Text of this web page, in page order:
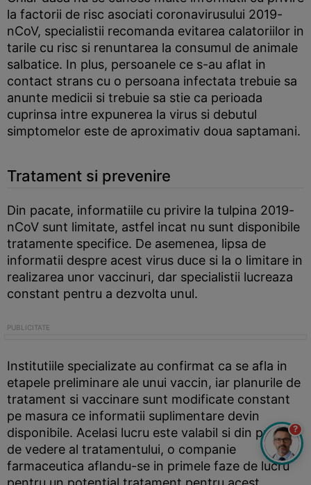
la factorii de risc asociati coronavirusului 2019-
nCoV, specialistii recomanda evitarea calatoriilor in
tarile cu risc si renuntarea la consumul de animale
salbatice. In plus, persoanele ce s-au aflat in
contact strans cu o persoana infectata trebuie sa
anunte medicii si trebuie sa stie ca perioada
cuprinsa intre expunerea la virus si debutul
simptomelor este de aproximativ doua saptamani.
Tratament si prevenire
Din pacate, informatiile cu privire la tulpina 2019-
nCoV sunt limitate, astfel incat nu sunt disponibile
tratamente specifice. De asemenea, lipsa de
informatii despre acest virus duce si la o limitare in
realizarea unor vaccinuri, dar specialistii lucreaza
constant pentru a dezvolta unul.
Institutiile specializate au confirmat ca se afla in
etapele preliminare ale unui vaccin, iar planurile de
tratament si vaccinare sunt modificate constant
pe masura ce informatii suplimentare devin
disponibile. Acelasi lucru este valabil si din punct
de vedere al tratamentului, o companie
farmaceutica aflandu-se in primele faze de lucru
?